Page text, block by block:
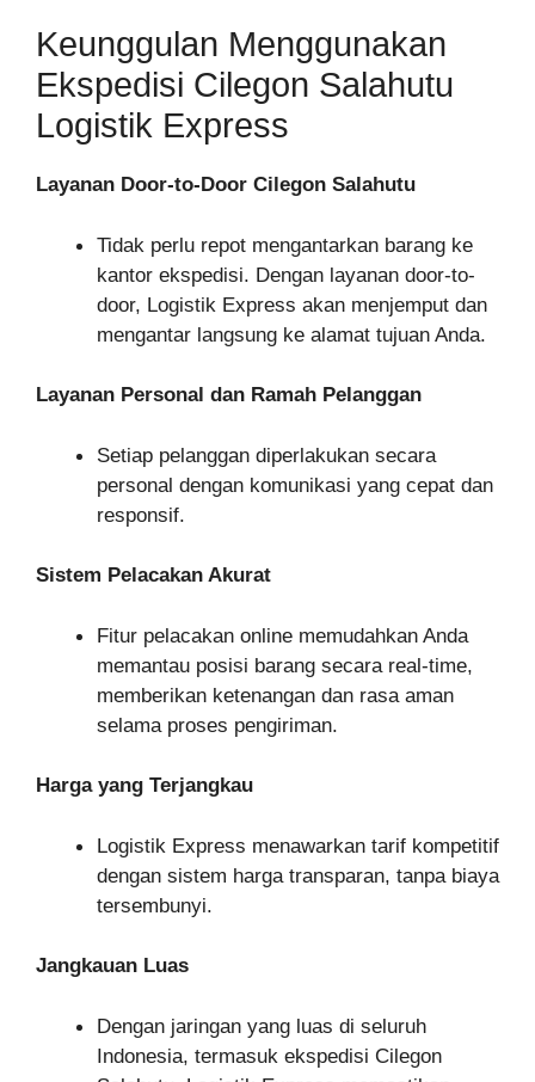
Keunggulan Menggunakan
Ekspedisi Cilegon Salahutu
Logistik Express
Layanan Door-to-Door Cilegon Salahutu
Tidak perlu repot mengantarkan barang ke
kantor ekspedisi. Dengan layanan door-to-
door, Logistik Express akan menjemput dan
mengantar langsung ke alamat tujuan Anda.
Layanan Personal dan Ramah Pelanggan
Setiap pelanggan diperlakukan secara
personal dengan komunikasi yang cepat dan
responsif.
Sistem Pelacakan Akurat
Fitur pelacakan online memudahkan Anda
memantau posisi barang secara real-time,
memberikan ketenangan dan rasa aman
selama proses pengiriman.
Harga yang Terjangkau
Logistik Express menawarkan tarif kompetitif
dengan sistem harga transparan, tanpa biaya
tersembunyi.
Jangkauan Luas
Dengan jaringan yang luas di seluruh
Indonesia, termasuk ekspedisi Cilegon